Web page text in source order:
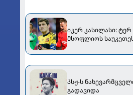
იკერ კასილასი:
მსოფლიოს
პსჟ-ს
გადავიდა